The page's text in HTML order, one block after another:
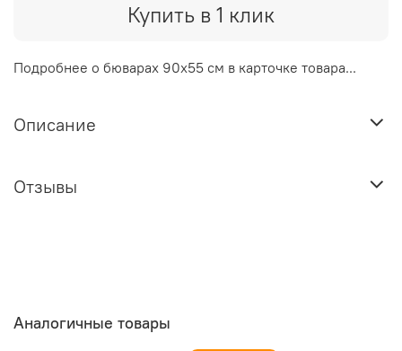
Купить в 1 клик
Подробнее о бюварах 90х55 см в карточке товара...
Описание
Отзывы
Аналогичные товары